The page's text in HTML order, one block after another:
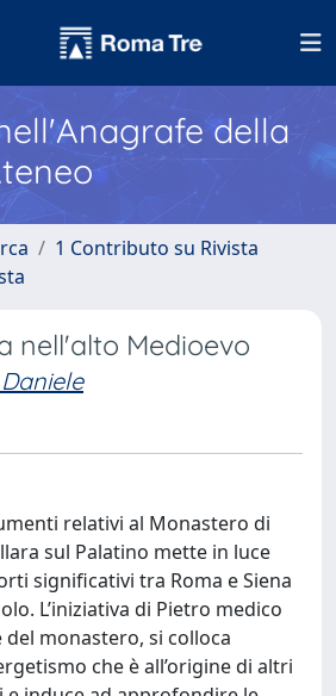
della
1 Contributo su Rivista
nell'alto Medioevo
relativi al Monastero di
sul Palatino mette in luce
significativi tra Roma e Siena
L’iniziativa di Pietro medico
monastero, si colloca
che è all’origine di altri